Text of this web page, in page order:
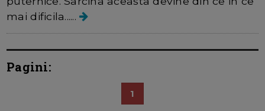
mai dificila......
Pagini:
1